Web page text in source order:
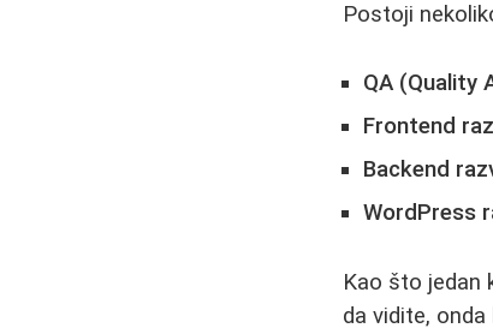
Postoji
QA (Quality
Frontend
Backend
WordPress
Kao što jedan
da vidite,